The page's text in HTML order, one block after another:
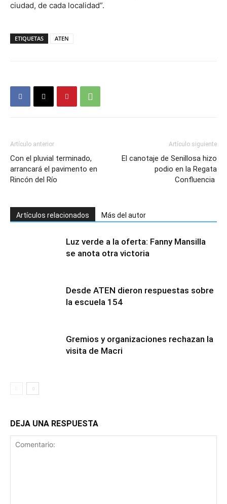
ciudad, de cada localidad”.
ETIQUETAS ATEN
Artículo anterior
Con el pluvial terminado,
arrancará el pavimento en
Rincón del Río
Artículo siguiente
El canotaje de Senillosa hizo
podio en la Regata
Confluencia
Artículos relacionados Más del autor
Luz verde a la oferta: Fanny Mansilla
se anota otra victoria
Desde ATEN dieron respuestas sobre
la escuela 154
Gremios y organizaciones rechazan la
visita de Macri
DEJA UNA RESPUESTA